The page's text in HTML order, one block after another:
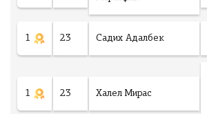
1 23 Садих Адалбек
1 23 Халел Мирас
Төлеу